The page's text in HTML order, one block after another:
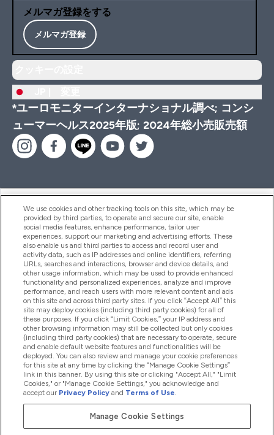
メルマガ登録をする
メルマガ登録
*ユーロモニターインターナショナル調べ; コンシ
ューマーヘルス2025年版; 2024年総小売販売額
ヘルプ＆ガイド
商品について
会社概要
特典＆ポイント
2026 The Hut.com Ltd
We use cookies and other tracking tools on this site, which may be
provided by third parties, to operate and secure our site, enable
social media features, enhance performance, tailor user
experiences, support our marketing and advertising efforts. These
also enable us and third parties to access and record user and
activity data, such as IP addresses and online identifiers, referring
URLs, searches and interactions, browser and device details, and
other usage information, which may be used to provide enhanced
functionality and personalized experiences, analyze and improve
performance, and reach users with more relevant content and ads
on this site and across third party sites. If you click “Accept All” this
site may deploy cookies (including third party cookies) for all of
these purposes. If you click “Limit Cookies,” your IP address and
other browsing information may still be collected but only cookies
(including third party cookies) that are necessary to operate, secure
and enable default website features and functionalities will be
deployed. You can also review and manage your cookie preferences
for this site at any time by clicking the “Manage Cookie Settings”
link in this banner. By using this site or clicking "Accept All," "Limit
Cookies," or "Manage Cookie Settings," you acknowledge and
accept our Privacy Policy and Terms of Use.
Manage Cookie Settings